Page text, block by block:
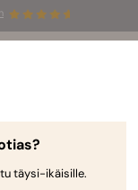
%
täysi-ikäisille.